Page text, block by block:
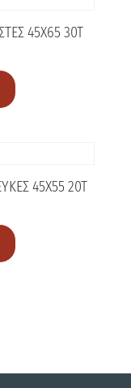
45Χ65 30Τ
45Χ55 20Τ